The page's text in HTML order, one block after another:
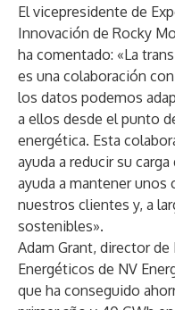
El vicepresidente de
Innovación de Rocky
ha comentado: «La
es una colaboración
los datos podemos
a ellos desde el punto
energética. Esta
ayuda a reducir su
ayuda a mantener unos
nuestros clientes y, a
sostenibles».
Adam Grant, director
Energéticos de NV
que ha conseguido